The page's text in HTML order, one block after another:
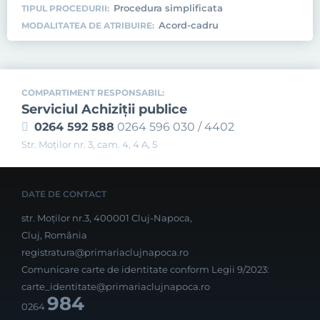
TIPUL PROCEDURII: Procedura simplificata
MODALITATEA DE ATRIBUIRE: Acord-cadru
COMPARTIMENT RESPONSABIL:
Serviciul Achiziţii publice
0264 592 588 0264 596 030 / 4402
Str. Moţilor nr. 3, cam. 4, 4 A, 5
DATE DE CONTACT
str. Moților nr.3, 400001 Cluj-Napoca,
Cluj, România
registratura@primariaclujnapoca.ro
Comunicare carte de identitate conform Legii 9/2023:
carte_identitate@primariaclujnapoca.ro
0264984